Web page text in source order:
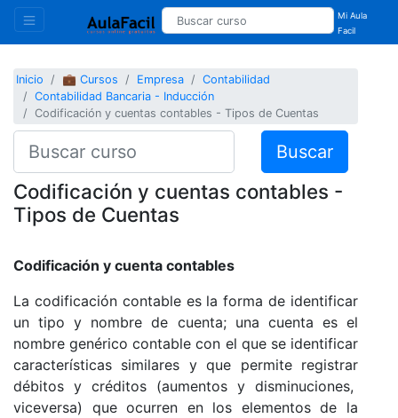
Mi Aula
Facil
Inicio 💼 Cursos Empresa
Contabilidad
Contabilidad Bancaria - Inducción
Codificación y cuentas contables - Tipos de Cuentas
Buscar
Codificación y cuentas contables -
Tipos de Cuentas
Codificación y cuenta contables
La codificación contable es la forma de identificar
un tipo y nombre de cuenta; una cuenta es el
nombre genérico contable con el que se identificar
características similares y que permite registrar
débitos y créditos (aumentos y disminuciones,
viceversa) que ocurren en los elementos de la